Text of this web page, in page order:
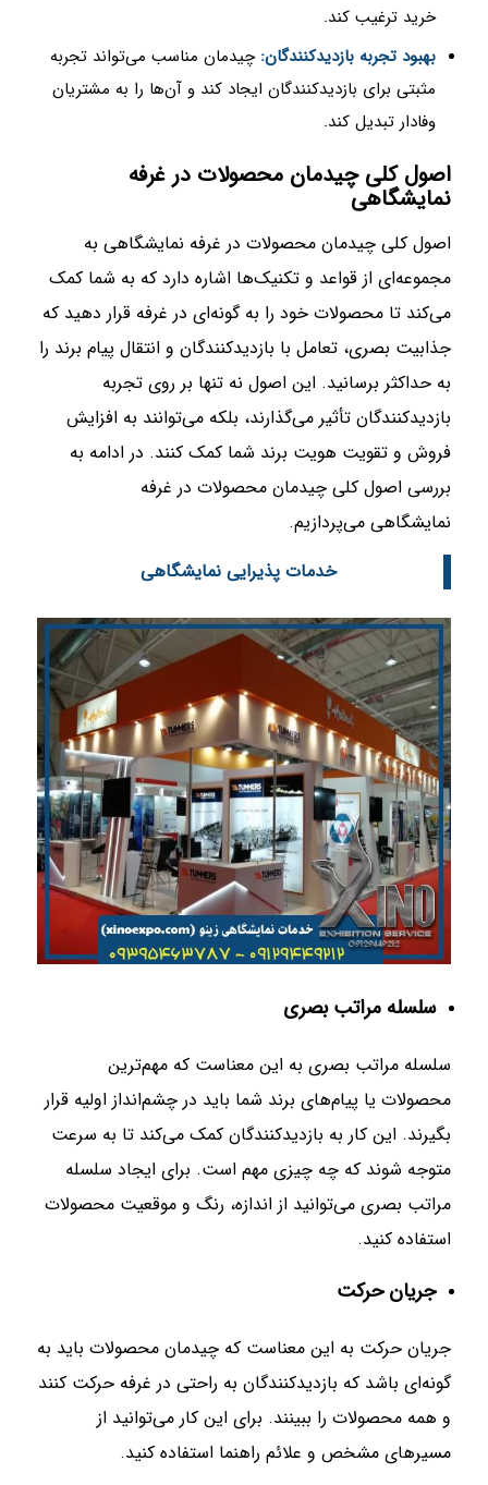
خرید ترغیب کند.
بهبود تجربه بازدیدکنندگان: چیدمان مناسب می‌تواند تجربه
مثبتی برای بازدیدکنندگان ایجاد کند و آن‌ها را به مشتریان
وفادار تبدیل کند.
اصول کلی چیدمان محصولات در غرفه
نمایشگاهی
اصول کلی چیدمان محصولات در غرفه نمایشگاهی به
مجموعه‌ای از قواعد و تکنیک‌ها اشاره دارد که به شما کمک
می‌کند تا محصولات خود را به گونه‌ای در غرفه قرار دهید که
جذابیت بصری، تعامل با بازدیدکنندگان و انتقال پیام برند را
به حداکثر برسانید. این اصول نه تنها بر روی تجربه
بازدیدکنندگان تأثیر می‌گذارند، بلکه می‌توانند به افزایش
فروش و تقویت هویت برند شما کمک کنند. در ادامه به
بررسی اصول کلی چیدمان محصولات در غرفه
نمایشگاهی می‌پردازیم.
خدمات پذیرایی نمایشگاهی
سلسله مراتب بصری
سلسله مراتب بصری به این معناست که مهم‌ترین
محصولات یا پیام‌های برند شما باید در چشم‌انداز اولیه قرار
بگیرند. این کار به بازدیدکنندگان کمک می‌کند تا به سرعت
متوجه شوند که چه چیزی مهم است. برای ایجاد سلسله
مراتب بصری می‌توانید از اندازه، رنگ و موقعیت محصولات
استفاده کنید.
جریان حرکت
جریان حرکت به این معناست که چیدمان محصولات باید به
گونه‌ای باشد که بازدیدکنندگان به راحتی در غرفه حرکت کنند
و همه محصولات را ببینند. برای این کار می‌توانید از
مسیرهای مشخص و علائم راهنما استفاده کنید.